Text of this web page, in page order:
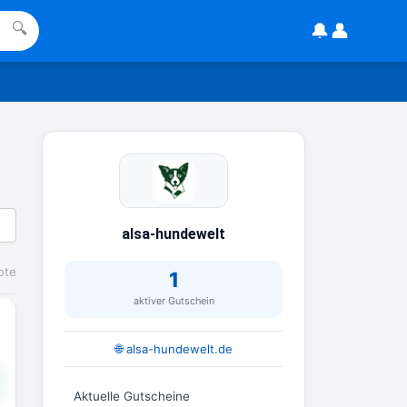
🔍 🔔👤
alsa-hundewelt
1
aktiver Gutschein
🌐 alsa-hundewelt.de
Aktuelle Gutscheine
verfärbt sich ab 28 Grad /siehe
Text weiter unten
shop.bioeg.de/aufkleber-
Joachim
Gratis personalisierte 7-Tage
Ration Micronährstoffe/ Vitamine